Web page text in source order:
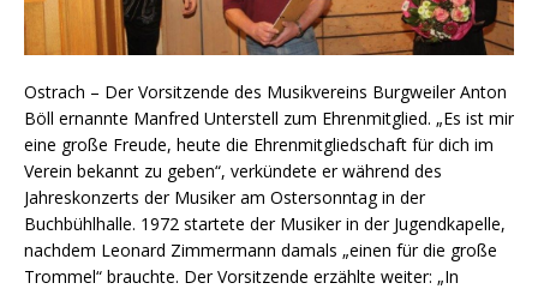
Ostrach – Der Vorsitzende des Musikvereins Burgweiler Anton
Böll ernannte Manfred Unterstell zum Ehrenmitglied. „Es ist mir
eine große Freude, heute die Ehrenmitgliedschaft für dich im
Verein bekannt zu geben“, verkündete er während des
Jahreskonzerts der Musiker am Ostersonntag in der
Buchbühlhalle. 1972 startete der Musiker in der Jugendkapelle,
nachdem Leonard Zimmermann damals „einen für die große
Trommel“ brauchte. Der Vorsitzende erzählte weiter: „In